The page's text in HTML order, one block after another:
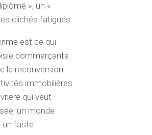
», un «
clichés fatigués
est ce qui
commerçante
la reconversion
immobilières
qui veut
un monde
un faste